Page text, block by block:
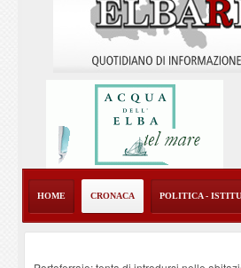
HOME CRONACA POLITICA -